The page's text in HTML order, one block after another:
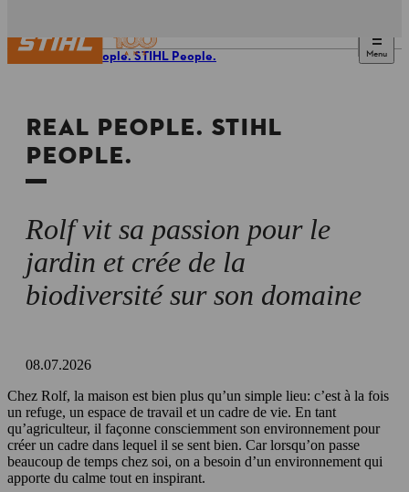
Menu
Real People. STIHL People.
REAL PEOPLE. STIHL
PEOPLE.
Rolf vit sa passion pour le
jardin et crée de la
biodiversité sur son domaine
08.07.2026
Chez Rolf, la maison est bien plus qu’un simple lieu: c’est à la fois
un refuge, un espace de travail et un cadre de vie. En tant
qu’agriculteur, il façonne consciemment son environnement pour
créer un cadre dans lequel il se sent bien. Car lorsqu’on passe
beaucoup de temps chez soi, on a besoin d’un environnement qui
apporte du calme tout en inspirant.